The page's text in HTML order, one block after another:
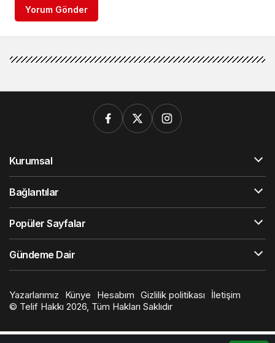
Yorum Gönder
Kurumsal
Bağlantılar
Popüler Sayfalar
Gündeme Dair
Yazarlarımız Künye Hesabım Gizlilik politikası
İletişim
© Telif Hakkı 2026, Tüm Hakları Saklıdır